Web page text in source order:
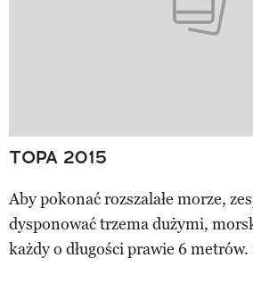
TOPA 2015
Aby pokonać rozszalałe morze,
dysponować trzema dużymi,
każdy o długości prawie 6